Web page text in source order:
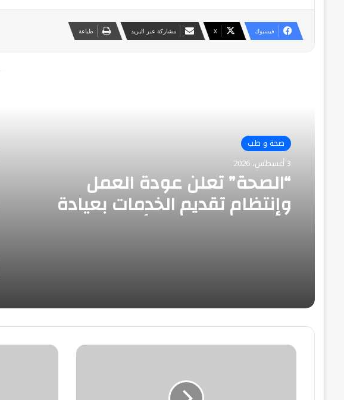
فيسبوك ‫X مشاركة عبر البريد طباعة
صحة و طب
3 أغسطس، 2026
“الصحة” تعلن عودة العمل
وإنتظام تقديم الخدمات بعيادة
مدينة نصر ومركز الأورام
البرلمان
حمدي